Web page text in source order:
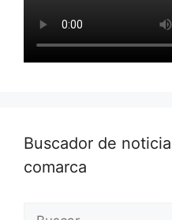
Buscador de
comarca
Buscar: